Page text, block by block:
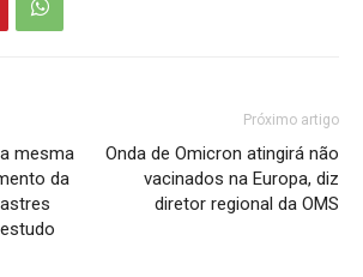
mesma
da
Próximo artigo
Onda de Omicron atingirá não
vacinados na Europa, diz
diretor regional da OMS